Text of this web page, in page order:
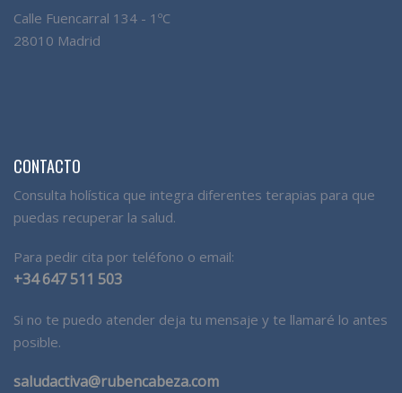
Calle Fuencarral 134 - 1ºC
28010 Madrid
CONTACTO
Consulta holística que integra diferentes terapias para que
puedas recuperar la salud.
Para pedir cita por teléfono o email:
+34 647 511 503
Si no te puedo atender deja tu mensaje y te llamaré lo antes
posible.
saludactiva@rubencabeza.com